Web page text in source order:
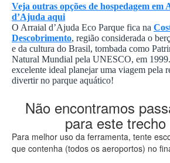
Veja outras opções de hospedagem em
d’Ajuda aqui
O Arraial d’Ajuda Eco Parque fica na
Descobrimento, região considerada o
e da cultura do Brasil, tombada como
Natural Mundial pela UNESCO, em
excelente ideal planejar uma viagem pela
divertir no parque aquático!